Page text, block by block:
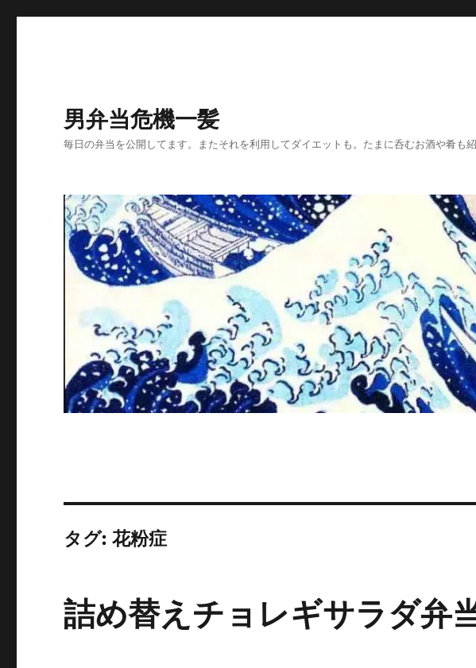
男弁当危機一髪
毎日の弁当を公開してます。またそれを利用してダイエットも。たまに呑むお酒や肴も紹
タグ:花粉症
詰め替えチョレギサラダ弁